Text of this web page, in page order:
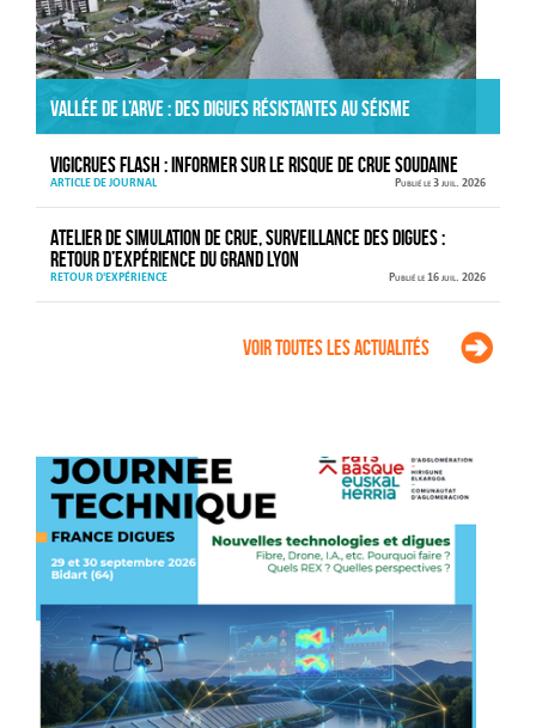
Vallée de l’Arve : des digues résistantes au séisme
VIGICRUES FLASH : informer sur le risque de crue soudaine
ARTICLE DE JOURNAL Publié le 3 juil. 2026
Atelier de simulation de crue, surveillance des digues :
retour d’expérience du Grand Lyon
RETOUR D'EXPÉRIENCE Publié le 16 juil. 2026
Voir toutes les actualités